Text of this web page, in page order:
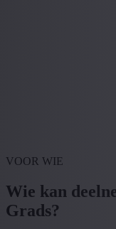
VOOR WIE
Wie kan
Grads?